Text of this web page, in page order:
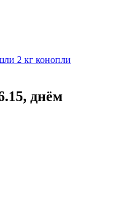
2 кг конопли
днём